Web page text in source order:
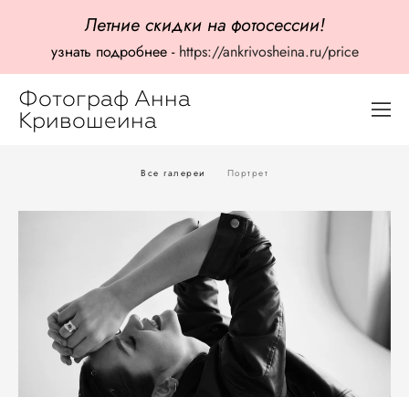
Летние скидки на фотосессии!
узнать подробнее - https://ankrivosheina.ru/price
Фотограф Анна
Кривошеина
Все галереи Портрет